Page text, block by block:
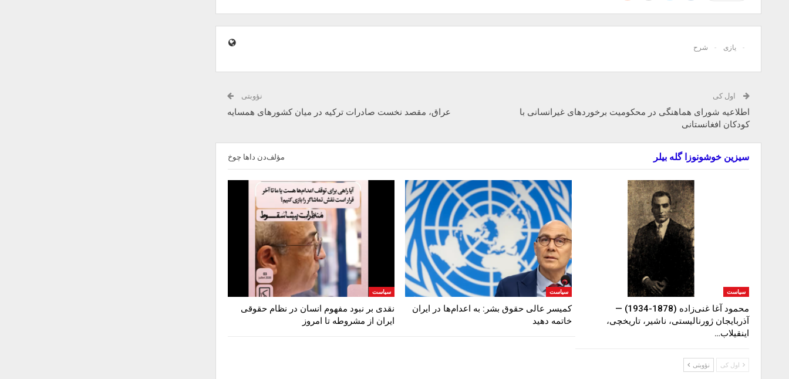
یازی شرح
اول کی
اطلاعیه شورای هماهنگی در محکومیت برخوردهای غیرانسانی با
کودکان افغانستانی
نؤوبتی
عراق، مقصد نخست صادرات ترکیه در میان کشورهای همسایه
سیزین خوشونوزا گله بیلر مؤلف‌دن داها چوخ
سیاست
محمود آغا غنی‌زاده (1878-1934) —
آذربایجان ژورنالیستی، ناشیر، تاریخچی،
اینقیلاب…
سیاست
کمیسر عالی حقوق بشر: به اعدام‌ها در ایران
خاتمه دهید
سیاست
نقدی بر نبود مفهوم انسان در نظام حقوقی
ایران از مشروطه تا امروز
اول کی نؤوبتی